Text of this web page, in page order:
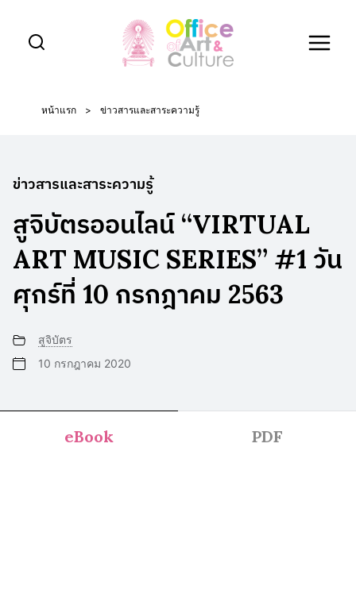
content
หน้าแรก > ข่าวสารและสาระความรู้
ข่าวสารและสาระความรู้
สูจิบัตรออนไลน์ “VIRTUAL
ART MUSIC SERIES” #1 วัน
ศุกร์ที่ 10 กรกฎาคม 2563
สูจิบัตร
10 กรกฎาคม 2020
eBook PDF